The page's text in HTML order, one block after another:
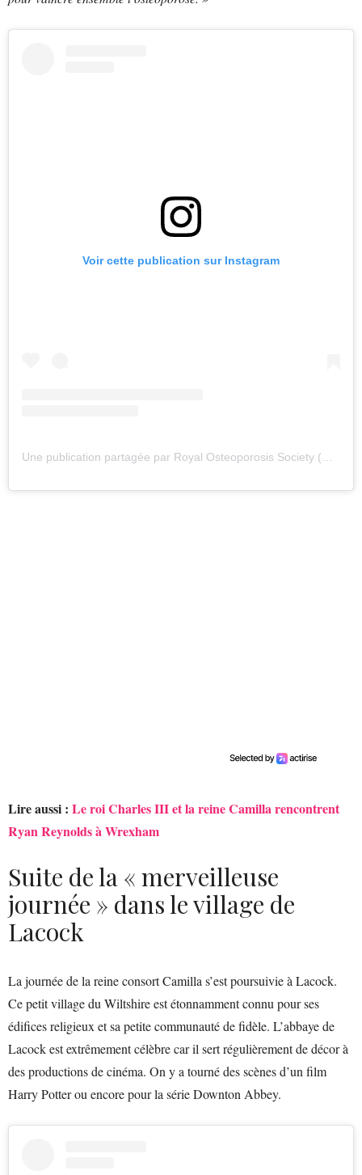
Voir cette publication sur Instagram
Lire aussi : Le roi Charles III et la reine Camilla rencontrent
Ryan Reynolds à Wrexham
Suite de la « merveilleuse
journée » dans le village de
Lacock
La journée de la reine consort Camilla s’est poursuivie à Lacock.
Ce petit village du Wiltshire est étonnamment connu pour ses
édifices religieux et sa petite communauté de fidèle. L’abbaye de
Lacock est extrêmement célèbre car il sert régulièrement de décor à
des productions de cinéma. On y a tourné des scènes d’un film
Harry Potter ou encore pour la série Downton Abbey.